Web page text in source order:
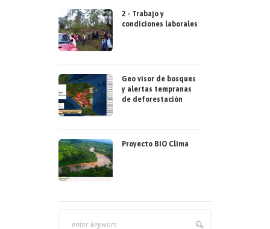
2 - Trabajo y
condiciones laborales
Geo visor de bosques
y alertas tempranas
de deforestación
Proyecto BIO Clima